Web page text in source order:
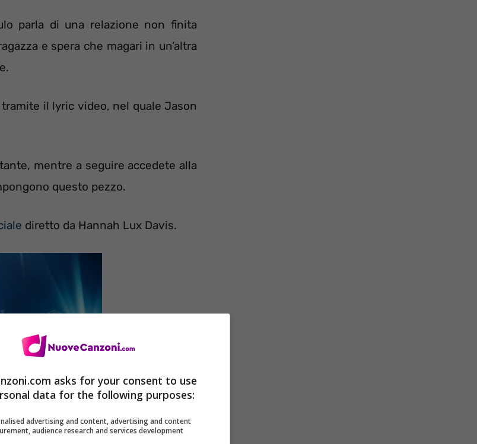
parla di una relazione non finita
e spera che magari in un’altra
il lyric video, nel quale Jason
mentre a seguire accedete alla
questo pezzo.
diretto da Hannah Lux Davis.
asks for your consent to use
data for the following purposes:
advertising and content, advertising and content
audience research and services development